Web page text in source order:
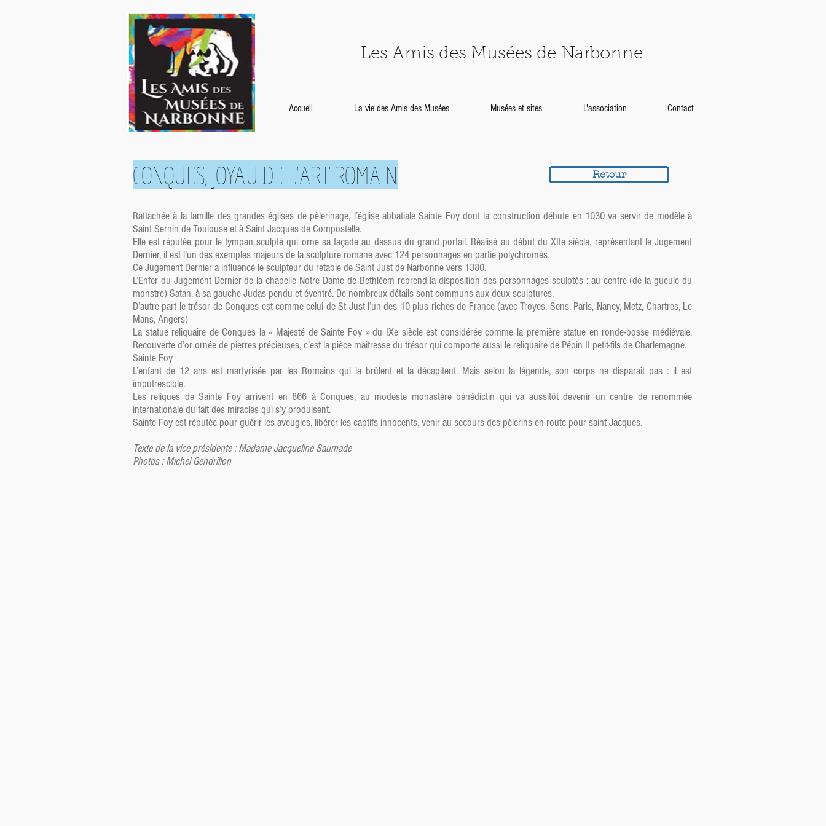
Les Amis des Musées de Narbonne
Accueil La vie des Amis des Musées Musées et sites L'association Contact
CONQUES, JOYAU DE L'ART ROMAIN Retour
Rattachée à la famille des grandes églises de pèlerinage, l’église abbatiale Sainte Foy dont la construction débute en 1030 va servir de modèle à
Saint Sernin de Toulouse et à Saint Jacques de Compostelle.
Elle est réputée pour le tympan sculpté qui orne sa façade au dessus du grand portail. Réalisé au début du XIIe siècle, représentant le Jugement
Dernier, il est l’un des exemples majeurs de la sculpture romane avec 124 personnages en partie polychromés.
Ce Jugement Dernier a influencé le sculpteur du retable de Saint Just de Narbonne vers 1380.
L’Enfer du Jugement Dernier de la chapelle Notre Dame de Bethléem reprend la disposition des personnages sculptés : au centre (de la gueule du
monstre) Satan, à sa gauche Judas pendu et éventré. De nombreux détails sont communs aux deux sculptures.
D’autre part le trésor de Conques est comme celui de St Just l’un des 10 plus riches de France (avec Troyes, Sens, Paris, Nancy, Metz, Chartres, Le
Mans, Angers)
La statue reliquaire de Conques la « Majesté de Sainte Foy » du IXe siècle est considérée comme la première statue en ronde-bosse médiévale.
Recouverte d’or ornée de pierres précieuses, c’est la pièce maitresse du trésor qui comporte aussi le reliquaire de Pépin II petit-fils de Charlemagne.
Sainte Foy
L’enfant de 12 ans est martyrisée par les Romains qui la brûlent et la décapitent. Mais selon la légende, son corps ne disparaît pas : il est
imputrescible.
Les reliques de Sainte Foy arrivent en 866 à Conques, au modeste monastère bénédictin qui va aussitôt devenir un centre de renommée
internationale du fait des miracles qui s’y produisent.
Sainte Foy est réputée pour guérir les aveugles, libérer les captifs innocents, venir au secours des pèlerins en route pour saint Jacques.
Texte de la vice présidente : Madame Jacqueline Saumade
Photos : Michel Gendrillon